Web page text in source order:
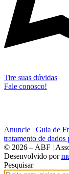
Tire suas dúvidas
Fale conosco!
Anuncie | Guia de
tratamento de dados
© 2026 – ABF |
Desenvolvido por
Pesquisar